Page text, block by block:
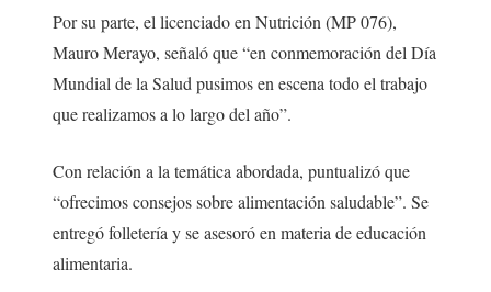
Por su parte, el licenciado en Nutrición (MP 076),
Mauro Merayo, señaló que “en conmemoración del Día
Mundial de la Salud pusimos en escena todo el trabajo
que realizamos a lo largo del año”.
Con relación a la temática abordada, puntualizó que
“ofrecimos consejos sobre alimentación saludable”. Se
entregó folletería y se asesoró en materia de educación
alimentaria.